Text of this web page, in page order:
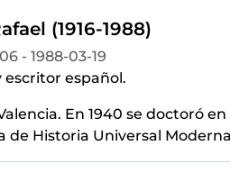
(1916-1988)
- 1988-03-19
escritor español.
En 1940 se doctoró
de Historia Universal